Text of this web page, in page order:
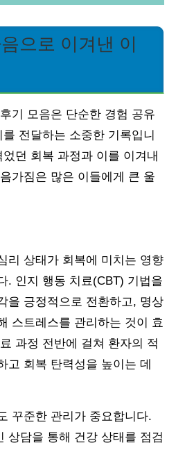
으로 이겨낸 이
기 모음은 단순한 경험 공유
전달하는 소중한 기록입니
던 회복 과정과 이를 이겨내
가짐은 많은 이들에게 큰 울
리 상태가 회복에 미치는 영향
. 인지 행동 치료(CBT) 기법을
을 긍정적으로 전환하고, 명상
스트레스를 관리하는 것이 효
과정 전반에 걸쳐 환자의 적
고 회복 탄력성을 높이는 데
꾸준한 관리가 중요합니다.
상담을 통해 건강 상태를 점검